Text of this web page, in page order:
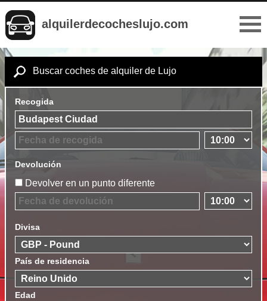
alquilerdecocheslujo.com
Buscar coches de alquiler de Lujo
Recogida
Devolución
Devolver en un punto diferente
Divisa
País de residencia
Edad